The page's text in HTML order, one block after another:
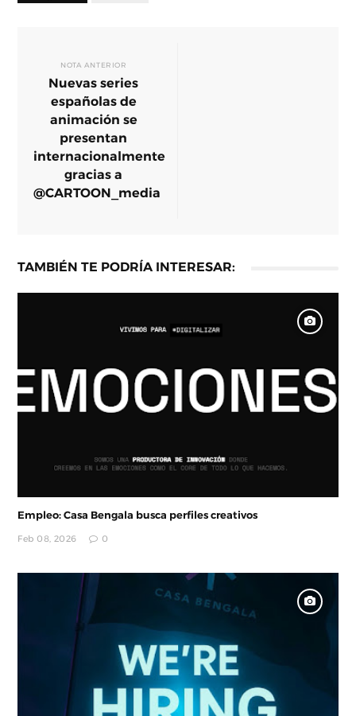
NOTA ANTERIOR
Nuevas series
españolas de
animación se
presentan
internacionalmente
gracias a
@CARTOON_media
TAMBIÉN TE PODRÍA INTERESAR:
Empleo: Casa Bengala busca perfiles creativos
Feb 08, 2026 0